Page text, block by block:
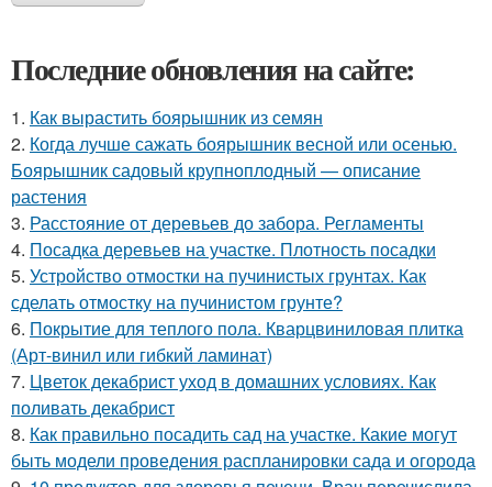
Последние обновления на сайте:
1. Как вырастить боярышник из семян
2. Когда лучше сажать боярышник весной или осенью.
Боярышник садовый крупноплодный — описание
растения
3. Расстояние от деревьев до забора. Регламенты
4. Посадка деревьев на участке. Плотность посадки
5. Устройство отмостки на пучинистых грунтах. Как
сделать отмостку на пучинистом грунте?
6. Покрытие для теплого пола. Кварцвиниловая плитка
(Арт-винил или гибкий ламинат)
7. Цветок декабрист уход в домашних условиях. Как
поливать декабрист
8. Как правильно посадить сад на участке. Какие могут
быть модели проведения распланировки сада и огорода